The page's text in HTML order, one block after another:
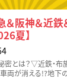
＆阪神＆近鉄
夏】
とは？▽近鉄・布
が消える!?地下